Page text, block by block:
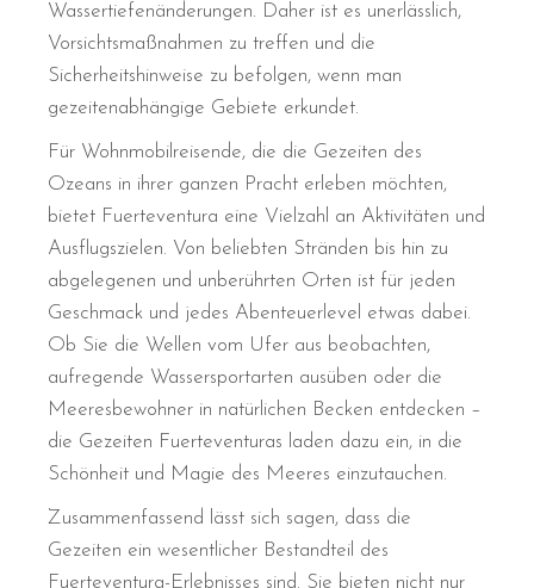
Wassertiefenänderungen. Daher ist es unerlässlich,
Vorsichtsmaßnahmen zu treffen und die
Sicherheitshinweise zu befolgen, wenn man
gezeitenabhängige Gebiete erkundet.
Für Wohnmobilreisende, die die Gezeiten des
Ozeans in ihrer ganzen Pracht erleben möchten,
bietet Fuerteventura eine Vielzahl an Aktivitäten und
Ausflugszielen. Von beliebten Stränden bis hin zu
abgelegenen und unberührten Orten ist für jeden
Geschmack und jedes Abenteuerlevel etwas dabei.
Ob Sie die Wellen vom Ufer aus beobachten,
aufregende Wassersportarten ausüben oder die
Meeresbewohner in natürlichen Becken entdecken –
die Gezeiten Fuerteventuras laden dazu ein, in die
Schönheit und Magie des Meeres einzutauchen.
Zusammenfassend lässt sich sagen, dass die
Gezeiten ein wesentlicher Bestandteil des
Fuerteventura-Erlebnisses sind. Sie bieten nicht nur